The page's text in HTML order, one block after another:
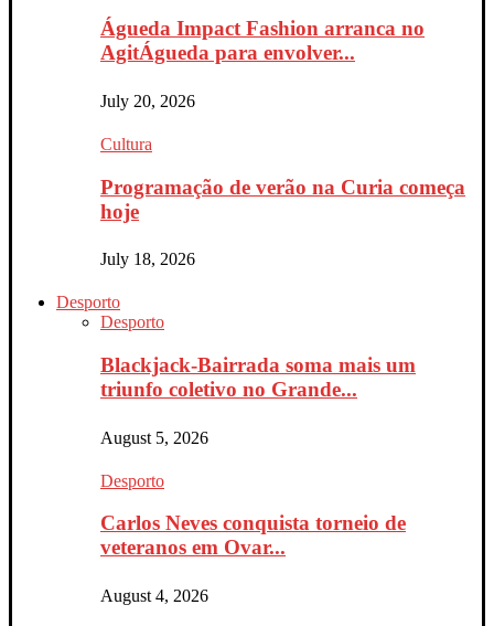
Águeda Impact Fashion arranca no
AgitÁgueda para envolver...
July 20, 2026
Cultura
Programação de verão na Curia começa
hoje
July 18, 2026
Desporto
Desporto
Blackjack-Bairrada soma mais um
triunfo coletivo no Grande...
August 5, 2026
Desporto
Carlos Neves conquista torneio de
veteranos em Ovar...
August 4, 2026